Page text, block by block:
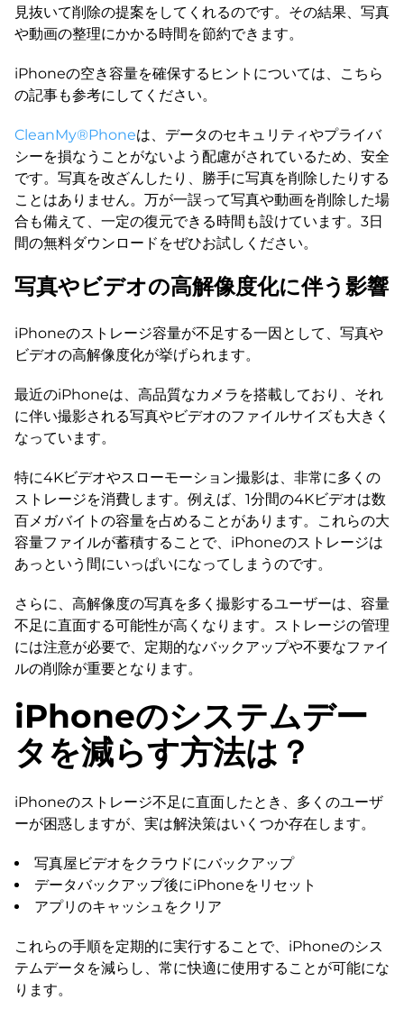
見抜いて削除の提案をしてくれるのです。その結果、写真
や動画の整理にかかる時間を節約できます。
iPhoneの空き容量を確保するヒントについては、こちら
の記事も参考にしてください。
CleanMy®Phoneは、データのセキュリティやプライバ
シーを損なうことがないよう配慮がされているため、安全
です。写真を改ざんしたり、勝手に写真を削除したりする
ことはありません。万が一誤って写真や動画を削除した場
合も備えて、一定の復元できる時間も設けています。3日
間の無料ダウンロードをぜひお試しください。
写真やビデオの高解像度化に伴う影響
iPhoneのストレージ容量が不足する一因として、写真や
ビデオの高解像度化が挙げられます。
最近のiPhoneは、高品質なカメラを搭載しており、それ
に伴い撮影される写真やビデオのファイルサイズも大きく
なっています。
特に4Kビデオやスローモーション撮影は、非常に多くの
ストレージを消費します。例えば、1分間の4Kビデオは数
百メガバイトの容量を占めることがあります。これらの大
容量ファイルが蓄積することで、iPhoneのストレージは
あっという間にいっぱいになってしまうのです。
さらに、高解像度の写真を多く撮影するユーザーは、容量
不足に直面する可能性が高くなります。ストレージの管理
には注意が必要で、定期的なバックアップや不要なファイ
ルの削除が重要となります。
iPhoneのシステムデー
タを減らす方法は？
iPhoneのストレージ不足に直面したとき、多くのユーザ
ーが困惑しますが、実は解決策はいくつか存在します。
写真屋ビデオをクラウドにバックアップ
データバックアップ後にiPhoneをリセット
アプリのキャッシュをクリア
これらの手順を定期的に実行することで、iPhoneのシス
テムデータを減らし、常に快適に使用することが可能にな
ります。